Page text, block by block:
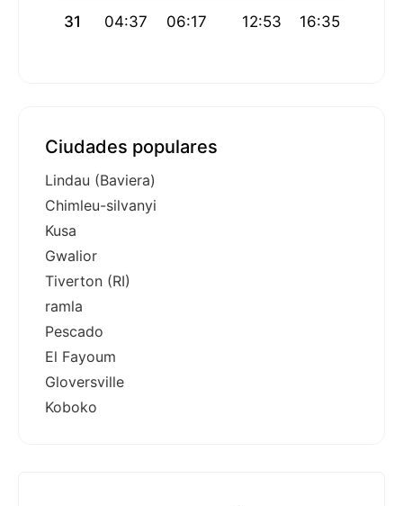
31 04:37 06:17 12:53 16:35
Ciudades populares
Lindau (Baviera)
Chimleu-silvanyi
Kusa
Gwalior
Tiverton (RI)
ramla
Pescado
El Fayoum
Gloversville
Koboko